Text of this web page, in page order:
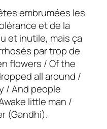
embrumées les
et de la
et inutile, mais ça
par trop de
flowers / Of the
all around /
/ And people
little man /
(Gandhi).